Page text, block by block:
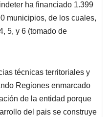
ha financiado 1.399
municipios, de los cuales,
5, y 6 (tomado de
técnicas territoriales y
Regiones enmarcado
de la entidad porque
del pais se construye